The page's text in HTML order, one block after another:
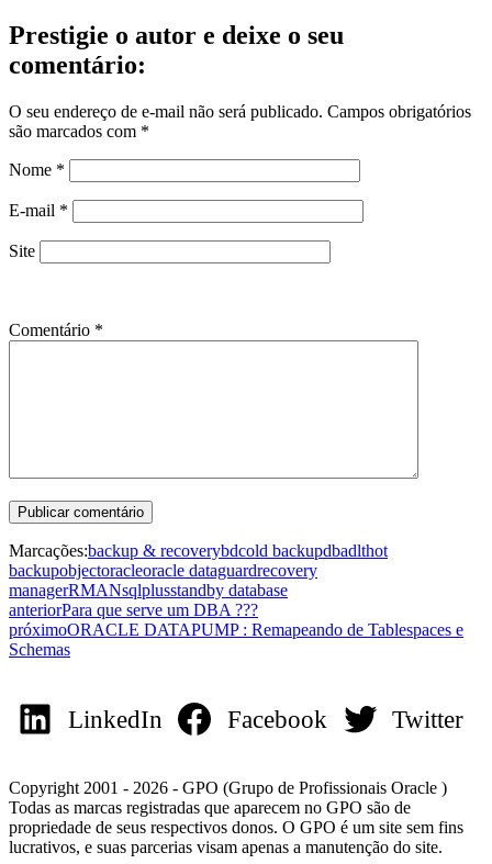
Prestigie o autor e deixe o seu
comentário:
O seu endereço de e-mail não será publicado. Campos obrigatórios
são marcados com *
Nome *
E-mail *
Site
Comentário *
Marcações:backup & recoverybdcold backupdbadlthot
backupobjectoracleoracle dataguardrecovery
managerRMANsqlplusstandby database
anteriorPara que serve um DBA ???
próximoORACLE DATAPUMP : Remapeando de Tablespaces e
Schemas
LinkedIn Facebook Twitter
Copyright 2001 - 2026 - GPO (Grupo de Profissionais Oracle )
Todas as marcas registradas que aparecem no GPO são de
propriedade de seus respectivos donos. O GPO é um site sem fins
lucrativos, e suas parcerias visam apenas a manutenção do site.